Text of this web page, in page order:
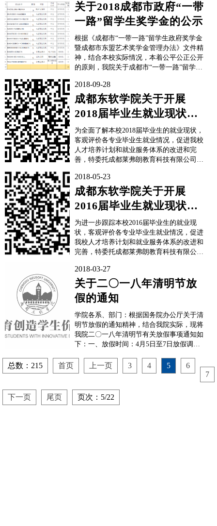
奖学金获奖者名单：如有不同意见，请在公
示时间内，向成都东软学院国际合作部反
映。公示时...
关于2018成都市政府“一带
一路”留学生奖学金的公示
根据《成都市“一带一路”留学生政府奖学金
暨成都市东盟艺术奖学金管理办法》文件精
神，结合本校实际情况，本着公平公正公开
的原则，我院关于成都市“一带一路”留学生
公示如下，2018年秋季成都市“一带一路”留
学生政府奖学金获奖者名单： 如有不同意
见，请在公示时间内，向成都东软学院国
际...
2018-09-28
成都东软学院关于开展
2018届毕业生就业现状调
查的通知
为全面了解本校2018届毕业生的就业现状，
客观评价各专业毕业生就业情况，促进我校
人才培养计划和就业服务体系的改进和完
善，特委托成都莱弗朗教育科技有限公司
业后的就业状况进行问卷调查。问卷调查时
间：2018年9月29日—2018年10月31日问卷
调查对象：成都东软学院2018届全体应...
2018-05-23
成都东软学院关于开展
2016届毕业生就业现状调
查的通知
为进一步跟踪本校2016届毕业生的就业现
状，客观评价各专业毕业生就业情况，促进
我校人才培养计划和就业服务体系的改进和
完善，特委托成都莱弗朗教育科技有限公司
行问卷调查。问卷调查时间：2018年5月10
日—2018年6月25日问卷调查对象：成都东
软学院2016届全体往届毕业生问卷调查主要
内...
2018-03-27
关于二〇一八年清明节放
假的通知
学院各系、部门：根据国务院办公厅关于清
明节放假的通知精神，结合我院实际，现将
我院二〇一八年清明节有关放假事项通知如
下：一、放假时间：4月5日至7日放假调
节当日)为国家法定节假日。4月8日(星期日)
上班。二、请各单位根据教学和工作情况做
好各项安排。放假期间，各单位要认真做好
防...
总数：215 首页 上一页 3 4 5
6
7
下一页 尾页 页次：5/22